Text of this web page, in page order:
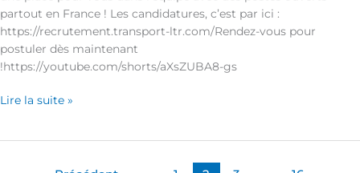
partout en France ! Les candidatures, c’est par ici :
https://recrutement.transport-ltr.com/Rendez-vous pour
postuler dès maintenant
!https://youtube.com/shorts/aXsZUBA8-gs
Lire la suite »